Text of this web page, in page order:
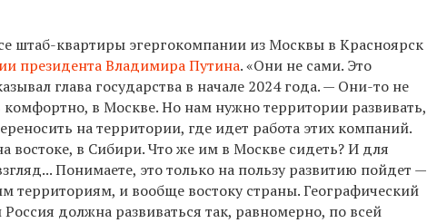
штаб-квартиры эгергокомпании из Москвы в Красноярск
президента Владимира Путина.«Они не сами. Это
глава государства в начале 2024 года. — Они-то не
комфортно, в Москве. Но нам нужно территории развивать,
на территории, где идет работа этих компаний.
востоке, в Сибири. Что же им в Москве сидеть? И для
Понимаете, это только на пользу развитию пойдет —
территориям, и вообще востоку страны. Географический
должна развиваться так, равномерно, по всей